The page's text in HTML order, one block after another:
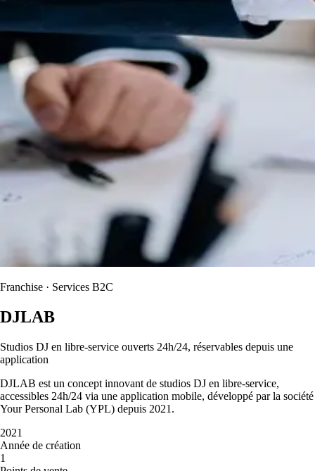
Franchise · Services B2C
DJLAB
Studios DJ en libre-service ouverts 24h/24, réservables depuis une
application
DJLAB est un concept innovant de studios DJ en libre-service,
accessibles 24h/24 via une application mobile, développé par la société
Your Personal Lab (YPL) depuis 2021.
2021
Année de création
1